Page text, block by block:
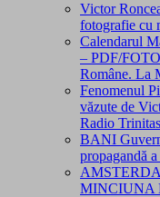
Victor
fotografie cu
Calendarul
– PDF/
Române. La
Fenomenul
văzute de
Radio
BANI
propagandă
MINCIUNA